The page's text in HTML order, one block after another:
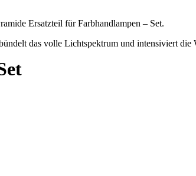
Ersatzteil für Farbhandlampen – Set.
das volle Lichtspektrum und intensiviert die